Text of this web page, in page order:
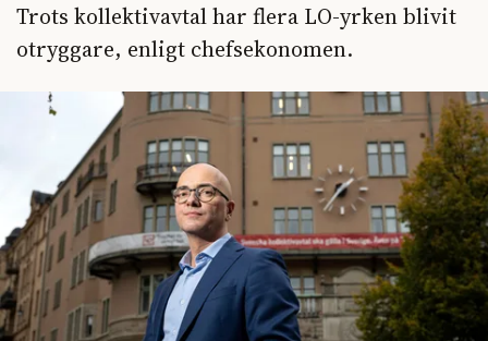
Trots kollektivavtal har flera LO-yrken blivit
otryggare, enligt chefsekonomen.